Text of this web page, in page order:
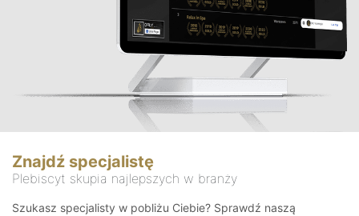
Znajdź specjalistę
Plebiscyt skupia najlepszych w branży
Szukasz specjalisty w pobliżu Ciebie? Sprawdź naszą